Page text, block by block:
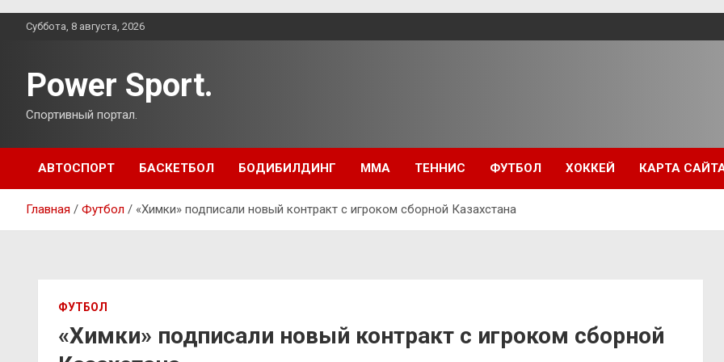
ПерейтиСуббота, 8 августа, 2026
Power Sport.
Спортивный портал.
АВТОСПОРТ БАСКЕТБОЛ БОДИБИЛДИНГ ММА ТЕННИС ФУТБОЛ ХОККЕЙ КАРТА
Главная Футбол «Химки» подписали новый контракт с игроком сборной Казахстана
ФУТБОЛ
«Химки» подписали новый контракт с игроком сборной